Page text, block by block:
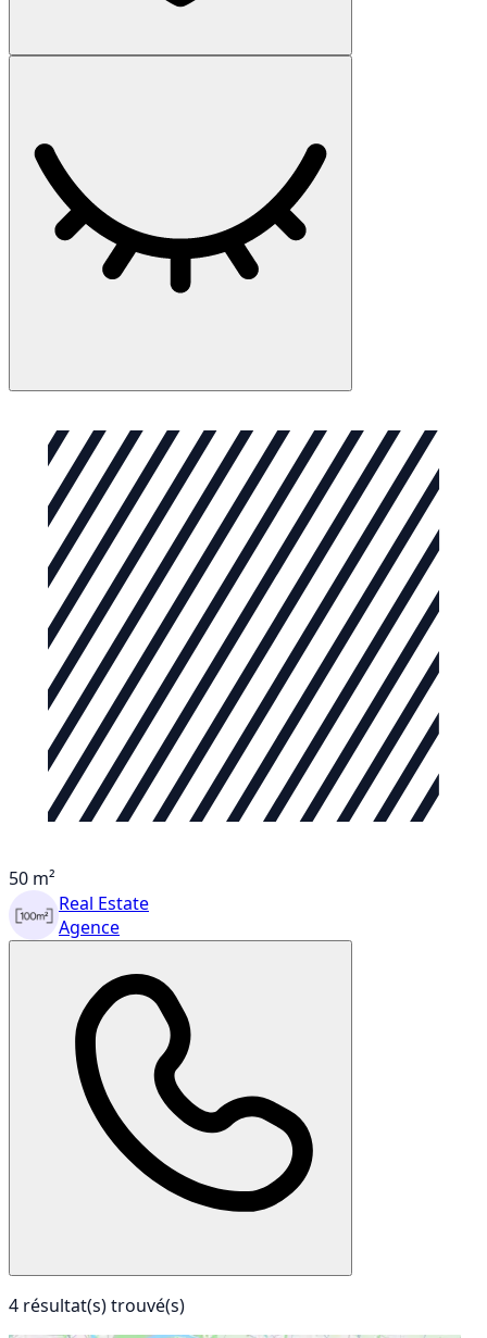
50 m²
Real Estate
Agence
4 résultat(s) trouvé(s)